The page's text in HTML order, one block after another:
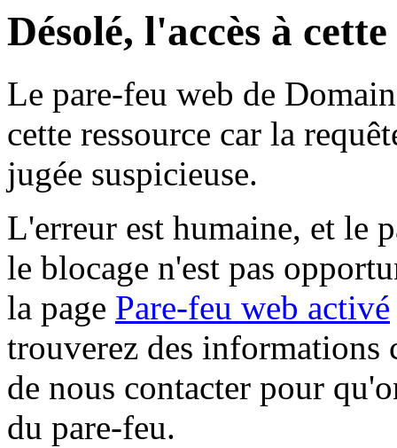
Désolé, l'accès à
Le pare-feu web de
cette ressource car la
jugée suspicieuse.
L'erreur est humaine, et le
le blocage n'est pas
la page Pare-feu web activé
trouverez des informations
de nous contacter pour
du pare-feu.